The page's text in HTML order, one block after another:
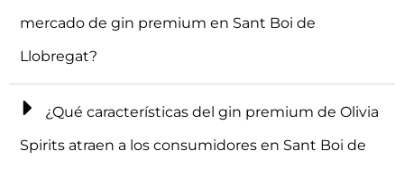
mercado de gin premium en Sant Boi de
Llobregat?
¿Qué características del gin premium de Olivia
Spirits atraen a los consumidores en Sant Boi de